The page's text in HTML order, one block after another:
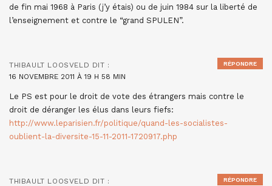
de fin mai 1968 à Paris (j’y étais) ou de juin 1984 sur la liberté de
l’enseignement et contre le “grand SPULEN”.
THIBAULT LOOSVELD DIT :
16 NOVEMBRE 2011 À 19 H 58 MIN
Le PS est pour le droit de vote des étrangers mais contre le
droit de déranger les élus dans leurs fiefs:
http://www.leparisien.fr/politique/quand-les-socialistes-
oublient-la-diversite-15-11-2011-1720917.php
RÉPONDRE
THIBAULT LOOSVELD DIT :
RÉPONDRE